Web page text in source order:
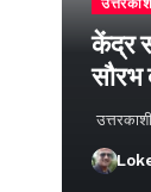
केंद्र
सौरभ